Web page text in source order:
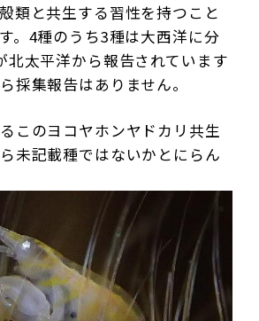
類と共生する習性を持つこと
。 4種のうち3種は大西洋に分
北太平洋から報告されています
採集報告はありません。
このヨコヤホンヤドカリ共生
未記載種ではないかとにらん